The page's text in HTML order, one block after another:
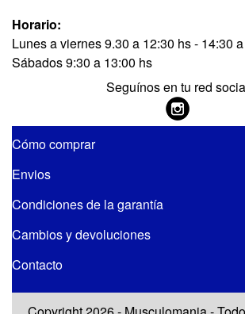
Horario:
Lunes a viernes 9.30 a 12:30 hs - 14:30
Sábados 9:30 a 13:00 hs
Seguínos en tu red
Cómo comprar
Envios
Condiciones de la garantía
Cambios y devoluciones
Contacto